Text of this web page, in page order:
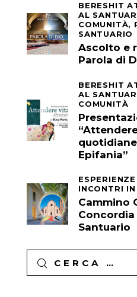
BERESHIT
AL
COMUNITÀ,
SANTUARIO
Ascolto e
Parola di
BERESHIT
AL
COMUNITÀ
Epifania”
INCONTRI
Cammino
Concordia
Santuario
Ricerca
per: